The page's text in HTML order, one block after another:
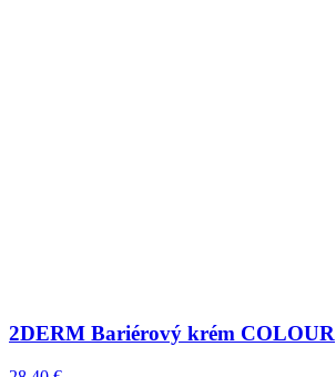
2DERM Bariérový krém COLOUR